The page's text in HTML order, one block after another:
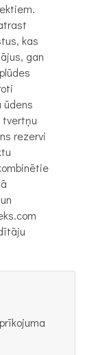
kas
gan
ūdens
tvertņu
rezervi